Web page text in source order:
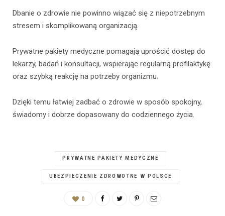
Dbanie o zdrowie nie powinno wiązać się z niepotrzebnym
stresem i skomplikowaną organizacją.
Prywatne pakiety medyczne pomagają uprościć dostęp do
lekarzy, badań i konsultacji, wspierając regularną profilaktykę
oraz szybką reakcję na potrzeby organizmu.
Dzięki temu łatwiej zadbać o zdrowie w sposób spokojny,
świadomy i dobrze dopasowany do codziennego życia.
PRYWATNE PAKIETY MEDYCZNE
UBEZPIECZENIE ZDROWOTNE W POLSCE
0